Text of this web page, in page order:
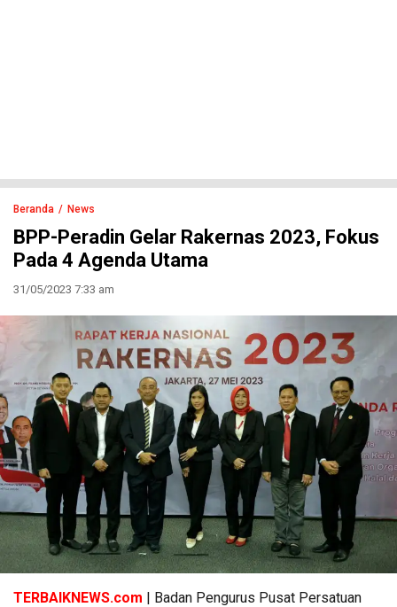
Beranda News
BPP-Peradin Gelar Rakernas 2023, Fokus
Pada 4 Agenda Utama
31/05/2023 7:33 am
TERBAIKNEWS.com | Badan Pengurus Pusat Persatuan